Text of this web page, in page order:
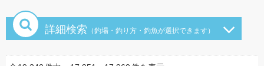
詳細検索 （釣場・釣り方・釣魚が選択できます）